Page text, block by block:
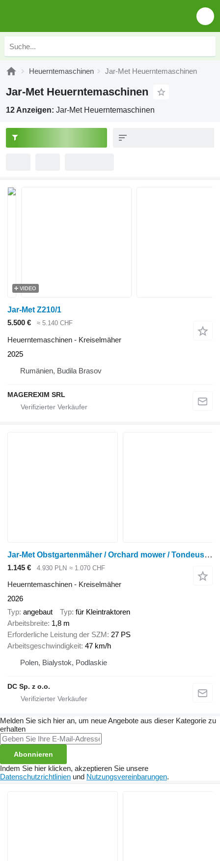
Heuerntemaschinen Jar-Met Heuerntemaschinen
Jar-Met Heuerntemaschinen
12 Anzeigen: Jar-Met Heuerntemaschinen
VIDEO
Jar-Met Z210/1
5.500 €
≈ 5.140 CHF
Heuerntemaschinen - Kreiselmäher
2025
Rumänien, Budila Brasov
MAGEREXIM SRL
Jar-Met Obstgartenmäher / Orchard mower / Tondeuse verger / Kosiarka 1,8
1.145 € 4.930 PLN ≈ 1.070 CHF
Heuerntemaschinen - Kreiselmäher
2026
Typ angebaut Typ für Kleintraktoren
Arbeitsbreite 1,8 m
Erforderliche Leistung der SZM 27 PS
Arbeitsgeschwindigkeit 47 km/h
Polen, Bialystok, Podlaskie
DC Sp. z o.o.
Melden Sie sich hier an, um neue Angebote aus dieser Kategorie zu
erhalten
Abonnieren
Indem Sie hier klicken, akzeptieren Sie unsere
Datenschutzrichtlinien und Nutzungsvereinbarungen.